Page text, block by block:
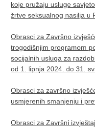
koje pružaju usluge
žrtve seksualnog nasilja u
Obrasci za Završno
trogodišnjim programom
socijalnih usluga za
od 1. lipnja 2024. do 31.
Obrasci za završno
usmjerenih smanjenju i
Obrasci za Završni